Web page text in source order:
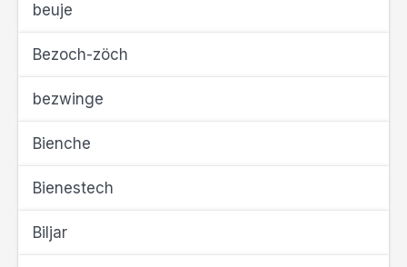
beuje
Bezoch-zöch
bezwinge
Bienche
Bienestech
Biljar